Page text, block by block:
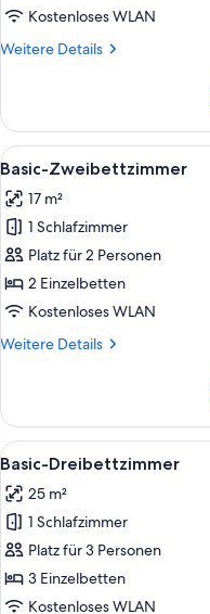
Kostenloses WLAN
Weitere Details
Weitere
Einzelzimmer
Alle
Fotos
für
Basic-
Zweibettzimmer
anzeigen
4
Basic-Zweibettzimmer
17 m²
1 Schlafzimmer
Platz für 2 Personen
2 Einzelbetten
Kostenloses WLAN
Weitere Details
Weitere
Zweibettzimmer
Alle
Fotos
für
Basic-
Dreibettzimmer
anzeigen
4
Basic-Dreibettzimmer
25 m²
1 Schlafzimmer
Platz für 3 Personen
3 Einzelbetten
Kostenloses WLAN